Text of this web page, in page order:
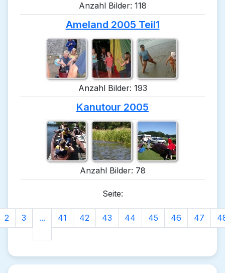
Anzahl Bilder: 118
Ameland 2005 Teil1
Anzahl Bilder: 193
Kanutour 2005
Anzahl Bilder: 78
Seite:
2 3 ... 41 42 43 44 45 46 47